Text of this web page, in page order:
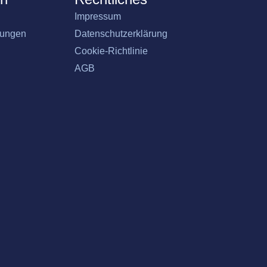
Impressum
Datenschutzerklärung
Cookie-Richtlinie
AGB